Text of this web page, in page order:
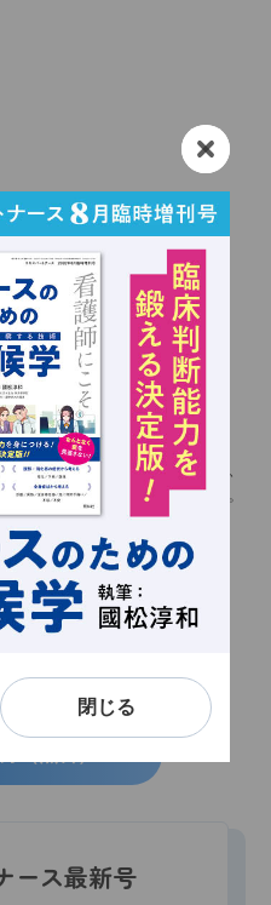
閉じる
閉じる
限定記事を閲覧できるほか、
も見返せるようになります。
り機能 メルマガ配信
ース最新号